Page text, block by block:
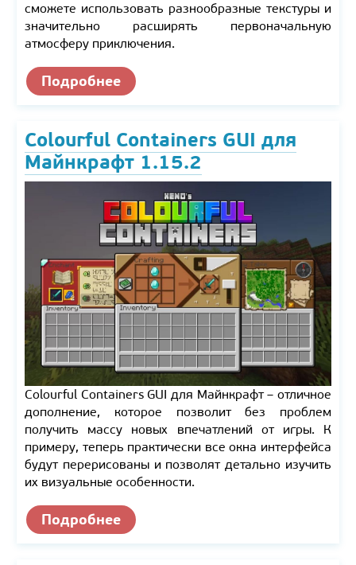
сможете использовать разнообразные текстуры и
значительно расширять первоначальную
атмосферу приключения.
Подробнее
Colourful Containers GUI для
Майнкрафт 1.15.2
Colourful Containers GUI для Майнкрафт – отличное
дополнение, которое позволит без проблем
получить массу новых впечатлений от игры. К
примеру, теперь практически все окна интерфейса
будут перерисованы и позволят детально изучить
их визуальные особенности.
Подробнее